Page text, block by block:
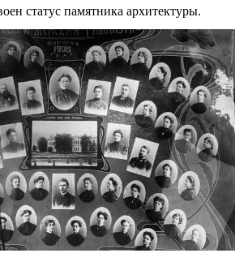
статус памятника архитектуры.